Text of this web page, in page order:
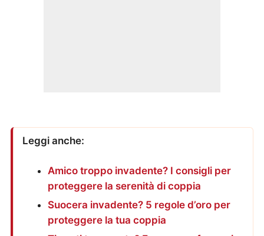
Leggi anche:
Amico troppo invadente? I consigli per
proteggere la serenità di coppia
Suocera invadente? 5 regole d’oro per
proteggere la tua coppia